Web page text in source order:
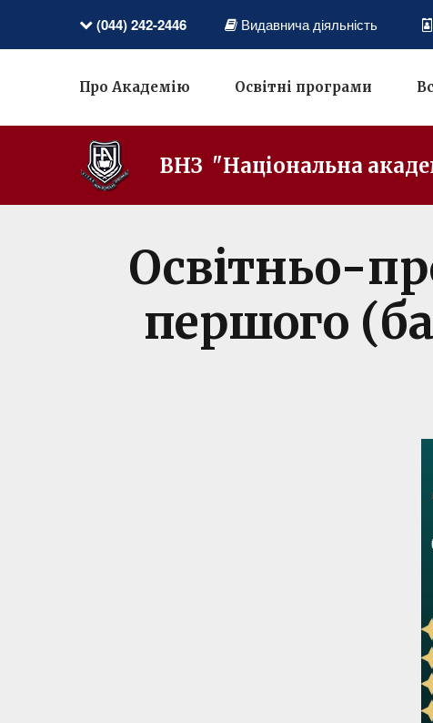
(044) 242-2446 Видавнича діяльність
Про Академію Освітні програми
ВНЗ "Національна
Освітньо-
першого